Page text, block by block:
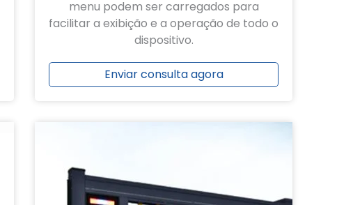
menu podem ser carregados para
facilitar a exibição e a operação de todo o
dispositivo.
Enviar consulta agora